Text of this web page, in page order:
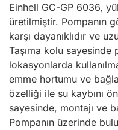
Einhell GC-GP 6036,
üretilmiştir. Pompanın
karşı dayanıklıdır ve
Taşıma kolu sayesinde
lokasyonlarda
emme hortumu ve
özelliği ile su kaybını
sayesinde, montajı ve
Pompanın üzerinde